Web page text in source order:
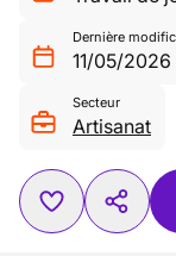
Dernière
11/05/2026
Secteur
Artisanat